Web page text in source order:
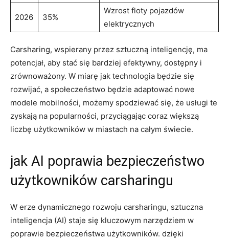
2026 35%
Wzrost floty pojazdów
elektrycznych
Carsharing, wspierany przez sztuczną inteligencję, ma
potencjał, aby stać się bardziej efektywny, dostępny i
zrównoważony. W miarę jak technologia będzie się
rozwijać, a społeczeństwo będzie adaptować nowe
modele mobilności, możemy spodziewać się, że usługi te
zyskają na popularności, przyciągając coraz większą
liczbę użytkowników w miastach na całym świecie.
jak AI poprawia bezpieczeństwo
użytkowników carsharingu
W erze dynamicznego rozwoju carsharingu, sztuczna
inteligencja (AI) staje się kluczowym narzędziem w
poprawie bezpieczeństwa użytkowników. dzięki